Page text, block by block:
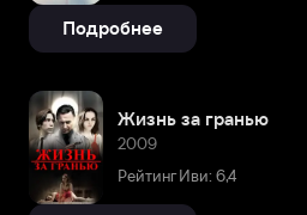
Подробнее
Жизнь за гранью
2009
Рейтинг Иви: 6,4